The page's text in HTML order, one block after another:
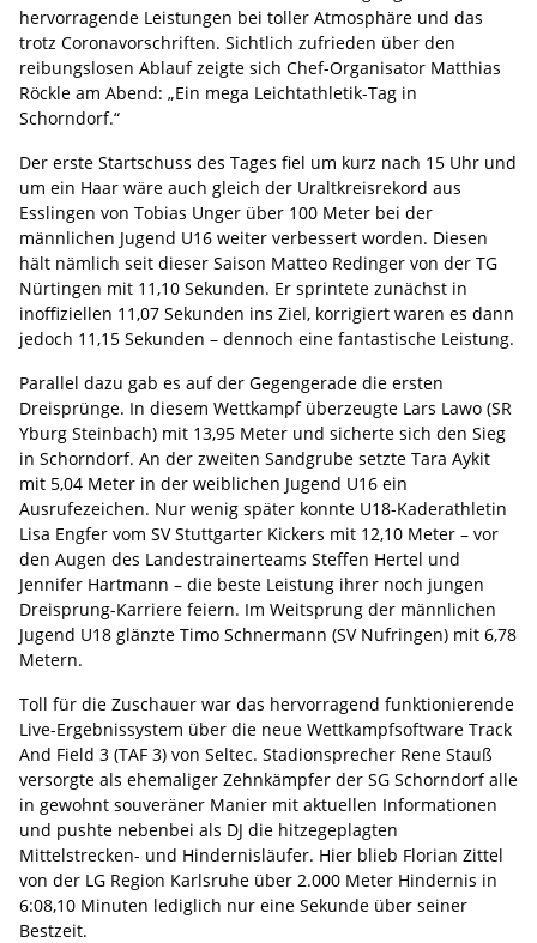
hervorragende Leistungen bei toller Atmosphäre und das
trotz Coronavorschriften. Sichtlich zufrieden über den
reibungslosen Ablauf zeigte sich Chef-Organisator Matthias
Röckle am Abend: „Ein mega Leichtathletik-Tag in
Schorndorf.“
Der erste Startschuss des Tages fiel um kurz nach 15 Uhr und
um ein Haar wäre auch gleich der Uraltkreisrekord aus
Esslingen von Tobias Unger über 100 Meter bei der
männlichen Jugend U16 weiter verbessert worden. Diesen
hält nämlich seit dieser Saison Matteo Redinger von der TG
Nürtingen mit 11,10 Sekunden. Er sprintete zunächst in
inoffiziellen 11,07 Sekunden ins Ziel, korrigiert waren es dann
jedoch 11,15 Sekunden – dennoch eine fantastische Leistung.
Parallel dazu gab es auf der Gegengerade die ersten
Dreisprünge. In diesem Wettkampf überzeugte Lars Lawo (SR
Yburg Steinbach) mit 13,95 Meter und sicherte sich den Sieg
in Schorndorf. An der zweiten Sandgrube setzte Tara Aykit
mit 5,04 Meter in der weiblichen Jugend U16 ein
Ausrufezeichen. Nur wenig später konnte U18-Kaderathletin
Lisa Engfer vom SV Stuttgarter Kickers mit 12,10 Meter – vor
den Augen des Landestrainerteams Steffen Hertel und
Jennifer Hartmann – die beste Leistung ihrer noch jungen
Dreisprung-Karriere feiern. Im Weitsprung der männlichen
Jugend U18 glänzte Timo Schnermann (SV Nufringen) mit 6,78
Metern.
Toll für die Zuschauer war das hervorragend funktionierende
Live-Ergebnissystem über die neue Wettkampfsoftware Track
And Field 3 (TAF 3) von Seltec. Stadionsprecher Rene Stauß
versorgte als ehemaliger Zehnkämpfer der SG Schorndorf alle
in gewohnt souveräner Manier mit aktuellen Informationen
und pushte nebenbei als DJ die hitzegeplagten
Mittelstrecken- und Hindernisläufer. Hier blieb Florian Zittel
von der LG Region Karlsruhe über 2.000 Meter Hindernis in
6:08,10 Minuten lediglich nur eine Sekunde über seiner
Bestzeit.